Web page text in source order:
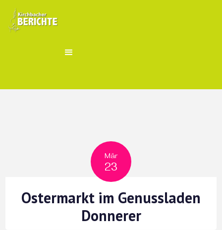
Mär
23
Ostermarkt im Genussladen
Donnerer